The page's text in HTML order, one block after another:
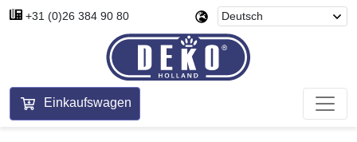
+31 (0)26 384 90 80
Einkaufswagen